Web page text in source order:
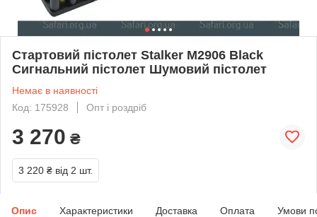
Стартовий пістолет Stalker M2906 Black
Сигнальний пістолет Шумовий пістолет
Немає в наявності
Код: 175928
Опт і роздріб
3 270 ₴
3 220 ₴ від 2 шт.
Опис Характеристики Доставка Оплата Умови